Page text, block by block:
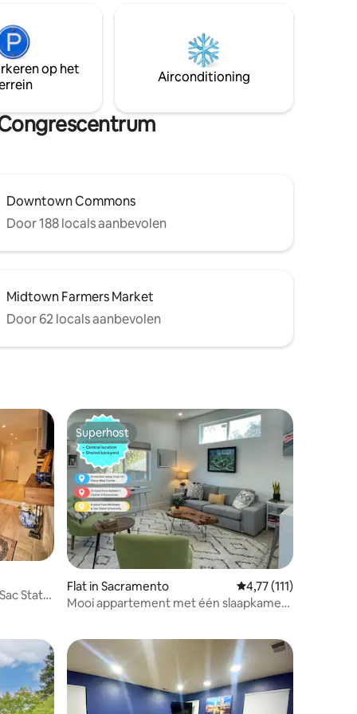
plek
units
maar
we
op het
Airconditioning
Downtown Commons
Door 188 locals aanbevolen
Midtown Farmers Market
Door 62 locals aanbevolen
State
Superhost
Superhost
Flat in Sacramento Gemiddelde
4,77 (111)
Mooi appartement met één slaapkamer